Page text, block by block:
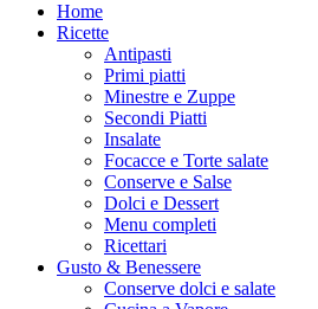
Home
Ricette
Antipasti
Primi piatti
Minestre e Zuppe
Secondi Piatti
Insalate
Focacce e Torte salate
Conserve e Salse
Dolci e Dessert
Menu completi
Ricettari
Gusto & Benessere
Conserve dolci e salate